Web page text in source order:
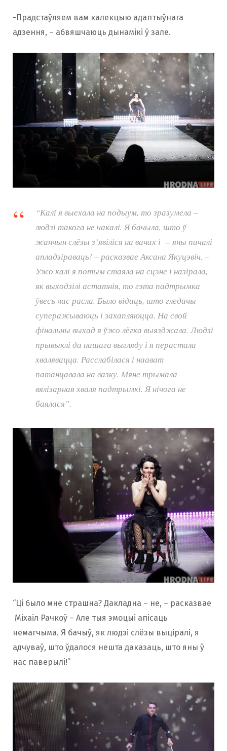
-Прадстаўляем вам калекцыю адаптыўнага
адзення, – абвяшчаюць дынамікі ў зале.
“Калі я выехала на подыум, то зразумела –
людзі такога не чакалі. Я бачыла, што ў
жанчын слёзы з’явіліся на вачах і – яны пачалі
апладзіраваць! – расказвае Аксана Якуцэвіч. –
Ужо калі я потым стаяла на сцэне і назірала,
як выходзілі астатнія, то гэта падтрымка
ўвесь час расла. Было відаць, што гледачы
суперажываюць і захапляюцца. На свой
фінальны выхад я ўжо лёгка выязджала. Людзі
прывыклі да нашага выгляду і я перастала
хвалявацца. Расслабілася і наават
патанцавала на вазку. Мяне трымала
вялізарная хваля падтрымкі. Я нічога не
баялася”.
“Ці было мне страшна? Дакладна – не, – расказвае
Міхаіл Рачкоў – Але тыя эмоцыі апісаць
немагчыма. Я бачыў, як людзі слёзы выціралі, я
адчуваў, што ўдалося нешта даказаць, што яны ў
нас паверылі!”